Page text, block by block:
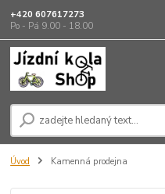
+420 607617273
Po - Pá 9.00 - 18.00
Úvod Kamenná prodejna